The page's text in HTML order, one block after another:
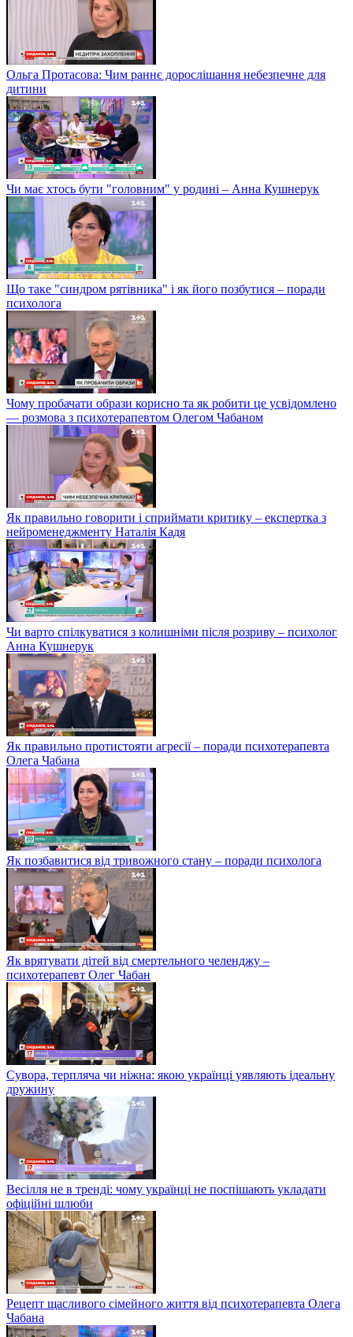
Ольга Протасова: Чим раннє дорослішання небезпечне для
дитини
Чи має хтось бути "головним" у родині – Анна Кушнерук
Що таке "синдром рятівника" і як його позбутися – поради
психолога
Чому пробачати образи корисно та як робити це усвідомлено
— розмова з психотерапевтом Олегом Чабаном
Як правильно говорити і сприймати критику – експертка з
нейроменеджменту Наталія Кадя
Чи варто спілкуватися з колишніми після розриву – психолог
Анна Кушнерук
Як правильно протистояти агресії – поради психотерапевта
Олега Чабана
Як позбавитися від тривожного стану – поради психолога
Як врятувати дітей від смертельного челенджу –
психотерапевт Олег Чабан
Сувора, терпляча чи ніжна: якою українці уявляють ідеальну
дружину
Весілля не в тренді: чому українці не поспішають укладати
офіційні шлюби
Рецепт щасливого сімейного життя від психотерапевта Олега
Чабана